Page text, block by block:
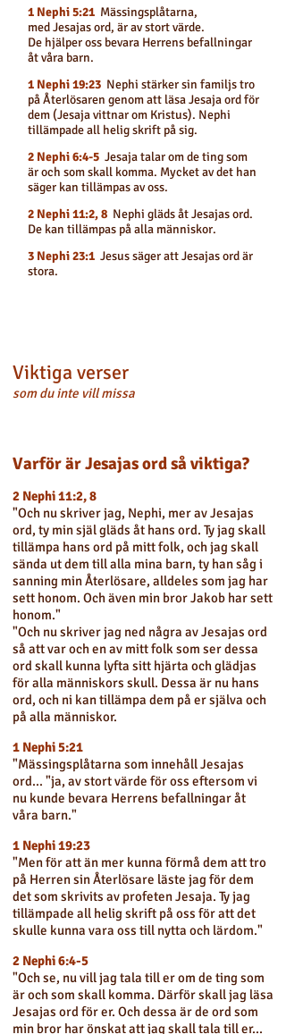
1 Nephi 5:21 Mässingsplåtarna,
med Jesajas ord, är av stort värde.
De hjälper oss bevara Herrens befallningar
åt våra barn.
1 Nephi 19:23 Nephi stärker sin familjs tro
på Återlösaren genom att läsa Jesaja ord för
dem (Jesaja vittnar om Kristus). Nephi
tillämpade all helig skrift på sig.
2 Nephi 6:4-5 Jesaja talar om de ting som
är och som skall komma. Mycket av det han
säger kan tillämpas av oss.
2 Nephi 11:2, 8 Nephi gläds åt Jesajas ord.
De kan tillämpas på alla människor.
3 Nephi 23:1 Jesus säger att Jesajas ord är
stora.
Viktiga verser
som du inte vill missa
Varför är Jesajas ord så viktiga?
2 Nephi 11:2, 8
"Och nu skriver jag, Nephi, mer av Jesajas
ord, ty min själ gläds åt hans ord. Ty jag skall
tillämpa hans ord på mitt folk, och jag skall
sända ut dem till alla mina barn, ty han såg i
sanning min Återlösare, alldeles som jag har
sett honom. Och även min bror Jakob har sett
honom."
"Och nu skriver jag ned några av Jesajas ord
så att var och en av mitt folk som ser dessa
ord skall kunna lyfta sitt hjärta och glädjas
för alla människors skull. Dessa är nu hans
ord, och ni kan tillämpa dem på er själva och
på alla människor.
1 Nephi 5:21
"Mässingsplåtarna som innehåll Jesajas
ord... "ja, av stort värde för oss eftersom vi
nu kunde bevara Herrens befallningar åt
våra barn."
1 Nephi 19:23
"Men för att än mer kunna förmå dem att tro
på Herren sin Återlösare läste jag för dem
det som skrivits av profeten Jesaja. Ty jag
tillämpade all helig skrift på oss för att det
skulle kunna vara oss till nytta och lärdom."
2 Nephi 6:4-5
"Och se, nu vill jag tala till er om de ting som
är och som skall komma. Därför skall jag läsa
Jesajas ord för er. Och dessa är de ord som
min bror har önskat att jag skall tala till er...